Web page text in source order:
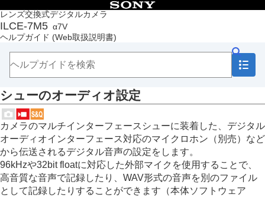
レンズ交換式デジタルカメラ
ILCE-7M5 α7V
ヘルプガイド (Web取扱説明書)
目次
トップページ
ヘルプガイドの使いかた
本体と付属品を確認する
本機の基本操作
準備/基本的な撮影
MENU一覧から機能を探す
撮影機能を活用する
この章の目次
撮影モードを選ぶ
自分撮り動画やVlog撮影に便利な機能
フォーカス（ピント）を合わせる
被写体認識AF
シューのオーディオ設定
カメラのマルチインターフェースシューに装着した、デジタル
オーディオインターフェース対応のマイクロホン（別売）など
から伝送されるデジタル音声の設定をします。
96kHzや32bit floatに対応した外部マイクを使用することで、
高音質な音声で記録したり、WAV形式の音声を別のファイル
として記録したりすることができます（本体ソフトウェア